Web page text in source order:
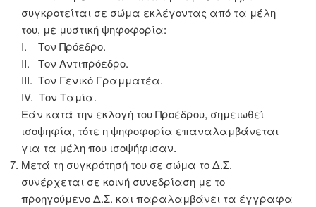
συγκροτείται σε σώμα εκλέγοντας από τα μέλη
του, με μυστική ψηφοφορία:
Ι. Τον Πρόεδρο.
ΙΙ. Τον Αντιπρόεδρο.
ΙΙΙ. Τον Γενικό Γραμματέα.
ΙV. Τον Ταμία.
Εάν κατά την εκλογή του Προέδρου, σημειωθεί
ισοψηφία, τότε η ψηφοφορία επαναλαμβάνεται
για τα μέλη που ισοψήφισαν.
Μετά τη συγκρότησή του σε σώμα το Δ.Σ.
συνέρχεται σε κοινή συνεδρίαση με το
προηγούμενο Δ.Σ. και παραλαμβάνει τα έγγραφα